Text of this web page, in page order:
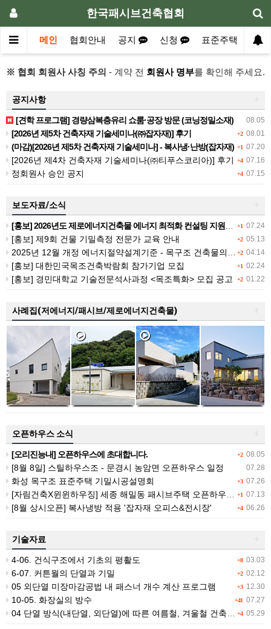
한국패시브건축협회
메인 협회안내 공지 신청 표준주택
※ 협회 회원사 사칭 주의 - 계약 전 회원사 명부를 확인해 주세요.
공지사항
08.05
[견학 프로그램] 경량삼복층유리 쇼룸·공장 방문 (코닝정밀소재)
+2 08.01
[2026년 제5차 건축자재 기술세미나(㈜잡자재)] 후기
+1 07.20
(마감)[2026년 제5차 건축자재 기술세미나] - 복사냉·난방(잡자재)
+4 07.16
[2026년 제4차 건축자재 기술세미나(㈜티푸스코리아)] 후기
+4 07.15
정회원사 승인 공지
보도자료/소식
+1 07.24
[홍보] 2026년도 제로에너지건축물 에너지 최적화 컨설팅 지원사업 공고
+2 05.13
[홍보] 제9회 건물 기밀측정 전문가 교육 안내
+2 04.14
2025년 12월 개정 에너지절약설계기준 - 목구조 건축물의 열관류율 계산
+1 02.24
[홍보] 대한민국목조건축박람회 참가기업 모집
+2 01.22
[홍보] 경민대학교 기술전문석사과정 <목조특화> 모집 공고
사례집(저에너지/패시브/제로에너지건축물)
오픈하우스 소식
+2 08.05
[오리진능내] 오픈하우스에 초대합니다.
07.28
[8월 8일] 스틸하우스조 - 문경시 농암면 오픈하우스 일정
+3 07.26
화성 목구조 표준주택 기밀시공설명회
+1 07.13
[자림건축X윈윈하우징] 세종 해밀동 패시브주택 오픈하우스 (7/25 (토))
+4 06.26
[8월 상시오픈] 복사냉방 적용 '잡자재 오피스&전시장'
기술자료
+8 03.03
4-06. 건식구조에서 기초의 평활도
+2 02.12
6-07. 커튼월의 단열과 기밀
+3 12.30
05 외단열 미장마감공법 내 패스너 개수 계산 프로그램
+41 07.27
10-05. 화장실의 방수
+4 05.29
04 단열 방식(내단열, 외단열)에 따른 여름철, 겨울철 건축물 적외선 촬영